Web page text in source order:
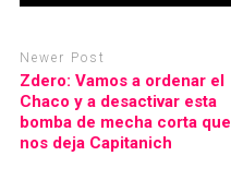
Newer Post
Zdero: Vamos a ordenar el
Chaco y a desactivar esta
bomba de mecha corta que
nos deja Capitanich